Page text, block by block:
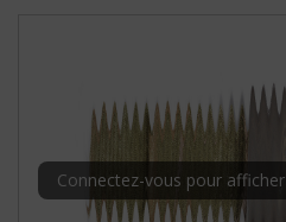
Connectez-vous pour